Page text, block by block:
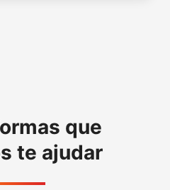
que
te ajudar